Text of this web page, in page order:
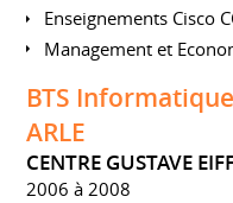
Enseignements Cisco
Management et
BTS
ARLE
CENTRE GUSTAVE
2006 à 2008